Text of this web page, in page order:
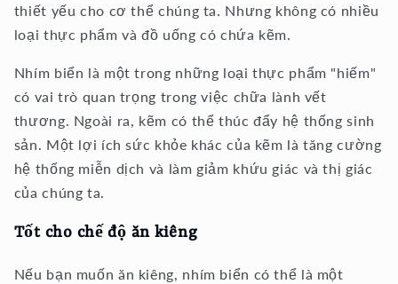
thiết yếu cho cơ thể chúng ta. Nhưng không có nhiều
loại thực phẩm và đồ uống có chứa kẽm.
Nhím biển là một trong những loại thực phẩm "hiếm"
có vai trò quan trọng trong việc chữa lành vết
thương. Ngoài ra, kẽm có thể thúc đẩy hệ thống sinh
sản. Một lợi ích sức khỏe khác của kẽm là tăng cường
hệ thống miễn dịch và làm giảm khứu giác và thị giác
của chúng ta.
Tốt cho chế độ ăn kiêng
Nếu bạn muốn ăn kiêng, nhím biển có thể là một